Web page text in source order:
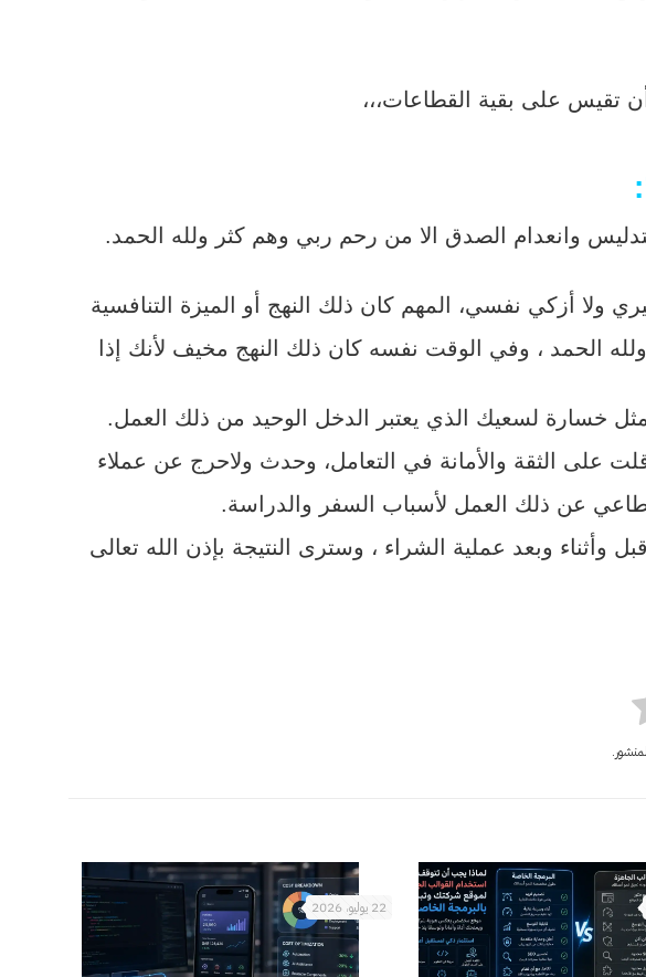
تقيس على بقية القطاعات،،،
وانعدام الصدق الا من رحم ربي وهم كثر ولله الحمد.
ولا أزكي نفسي، المهم كان ذلك النهج أو الميزة التنافسية
الحمد ، وفي الوقت نفسه كان ذلك النهج مخيف لأنك إذا
خسارة لسعيك الذي يعتبر الدخل الوحيد من ذلك العمل.
على الثقة والأمانة في التعامل، وحدث ولاحرج عن عملاء
عن ذلك العمل لأسباب السفر والدراسة.
وأثناء وبعد عملية الشراء ، وسترى النتيجة بإذن الله تعالى
22 يوليو، 2026